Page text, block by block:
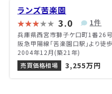
ランズ苦楽園
3.0 1件
兵庫県西宮市獅子ケ口町1番26号
阪急甲陽線「苦楽園口駅」より徒
2004年12月(築21年)
売買価格相場
3,255万円